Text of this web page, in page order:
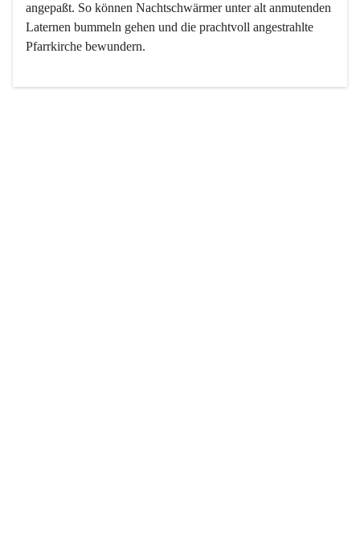
angepaßt. So können Nachtschwärmer unter alt anmutenden
Laternen bummeln gehen und die prachtvoll angestrahlte
Pfarrkirche bewundern.
Der Weinbau dominert heute nicht mehr, ist aber integrativer